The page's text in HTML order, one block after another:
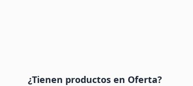
¿Tienen productos en Oferta?